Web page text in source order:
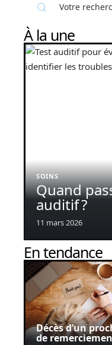
À la une
SOINS
Quand
auditif ?
11 mars 2026
En tendance
Décès d’un
de